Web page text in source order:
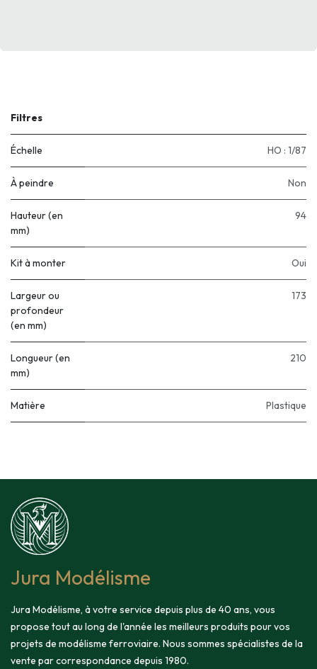
Filtres
Échelle HO : 1/87
À peindre Non
Hauteur (en
mm)
94
Kit à monter Oui
Largeur ou
profondeur
(en mm)
173
Longueur (en
mm)
210
Matière Plastique
Jura Modélisme
Jura Modélisme, à votre service depuis plus de 40 ans, vous
propose tout au long de l'année les meilleurs produits pour vos
projets de modélisme ferroviaire. Nous sommes spécialistes de la
vente par correspondance depuis 1980.